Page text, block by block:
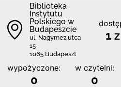
Biblioteka
Instytutu
Polskiego w
Budapeszcie
ul. Nagymez utca
15
1065 Budapeszt
1
wypożyczone:
0
w czytelni:
0